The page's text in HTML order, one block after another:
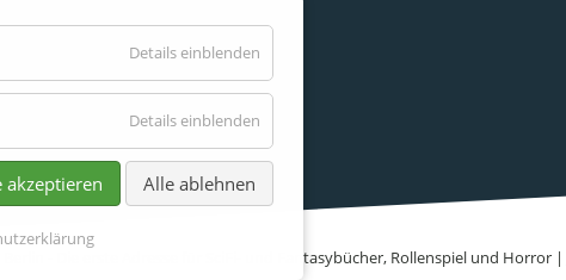
- Die erste Adresse für SciFi- und Fantasybücher, Rollenspiel und Horror |
Details einblenden
Details einblenden
akzeptieren Alle ablehnen